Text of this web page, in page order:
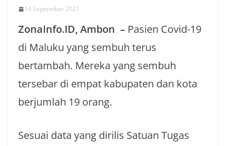
14 September 2021
ZonaInfo.ID, Ambon – Pasien Covid-19
di Maluku yang sembuh terus
bertambah. Mereka yang sembuh
tersebar di empat kabupaten dan kota
berjumlah 19 orang.
Sesuai data yang dirilis Satuan Tugas